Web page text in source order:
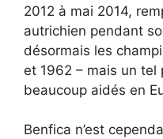
2012 à mai 2014,
autrichien pendant
désormais les
et 1962 – mais un tel
beaucoup aidés en
Benfica n’est